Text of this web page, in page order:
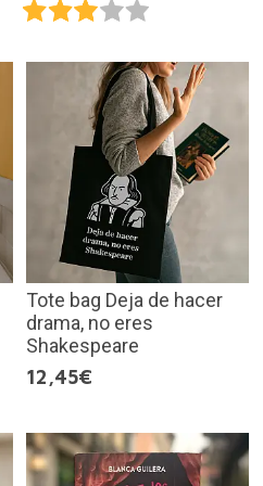
Tote bag Deja de hacer
drama, no eres
Shakespeare
12,45€